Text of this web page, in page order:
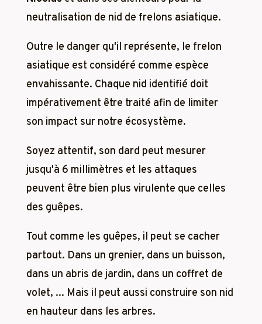
neutralisation de nid de frelons asiatique.
Outre le danger qu'il représente, le frelon
asiatique est considéré comme espèce
envahissante. Chaque nid identifié doit
impérativement être traité afin de limiter
son impact sur notre écosystème.
Soyez attentif, son dard peut mesurer
jusqu'à 6 millimètres et les attaques
peuvent être bien plus virulente que celles
des guêpes.
Tout comme les guêpes, il peut se cacher
partout. Dans un grenier, dans un buisson,
dans un abris de jardin, dans un coffret de
volet, ... Mais il peut aussi construire son nid
en hauteur dans les arbres.